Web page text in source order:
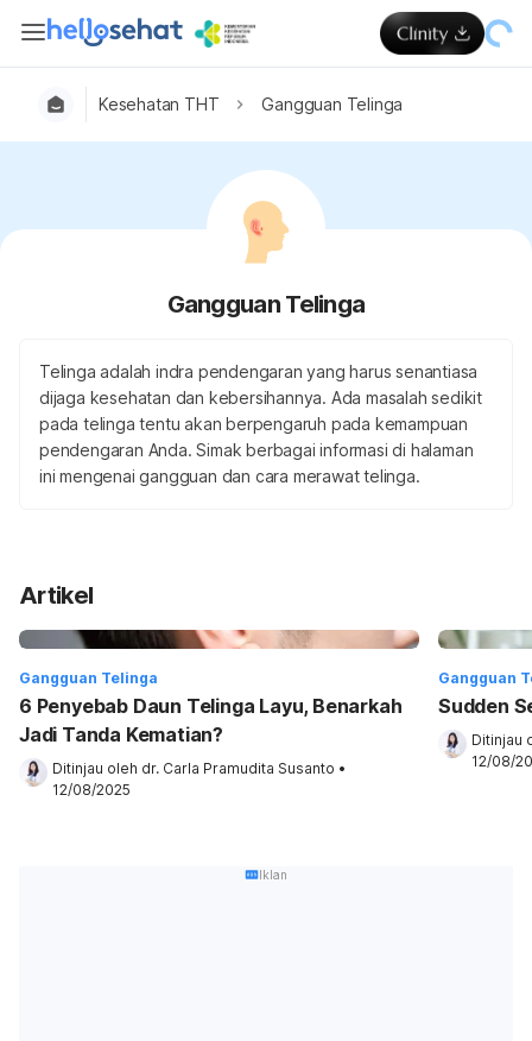
Kesehatan THT Gangguan Telinga
Gangguan Telinga
Telinga adalah indra pendengaran yang harus senantiasa
dijaga kesehatan dan kebersihannya. Ada masalah sedikit
pada telinga tentu akan berpengaruh pada kemampuan
pendengaran Anda. Simak berbagai informasi di halaman
ini mengenai gangguan dan cara merawat telinga.
Artikel
Gangguan Telinga
6 Penyebab Daun Telinga Layu, Benarkah
Jadi Tanda Kematian?
Ditinjau oleh dr. Carla Pramudita Susanto •
12/08/2025
Gangguan
Sudden
Ditinjau
12/08/
Iklan